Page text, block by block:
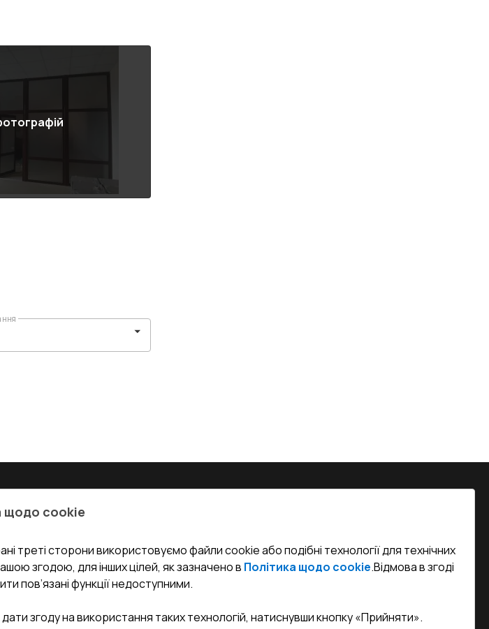
оферти
undefined(undefined)
i.mgr3@korsa.ua
щодо cookie
треті сторони використовуємо файли cookie або подібні технології для технічних
згодою, для інших цілей, як зазначено в Політика щодо cookie.Відмова в згоді
пов’язані функції недоступними.
згоду на використання таких технологій, натиснувши кнопку «Прийняти».